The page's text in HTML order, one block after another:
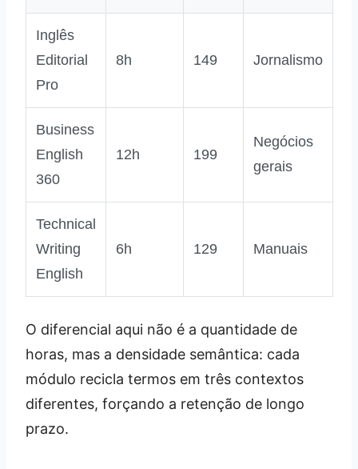
Inglês
Editorial
Pro
8h 149 Jornalismo
Business
English
360
12h 199
Negócios
gerais
Technical
Writing
English
6h 129 Manuais
O diferencial aqui não é a quantidade de
horas, mas a densidade semântica: cada
módulo recicla termos em três contextos
diferentes, forçando a retenção de longo
prazo.